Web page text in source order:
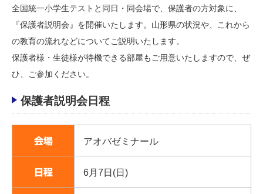
全国統一小学生テストと同日・同会場で、保護者の方対象に、
『保護者説明会』を開催いたします。山形県の状況や、これから
の教育の流れなどについてご説明いたします。
保護者様・生徒様が待機できる部屋もご用意いたしますので、ぜ
ひ、ご参加ください。
保護者説明会日程
会場 アオバゼミナール
日程 6月7日(日)